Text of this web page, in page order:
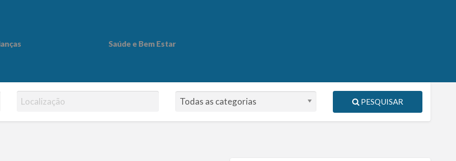
Saúde e Bem Estar
PESQUISAR